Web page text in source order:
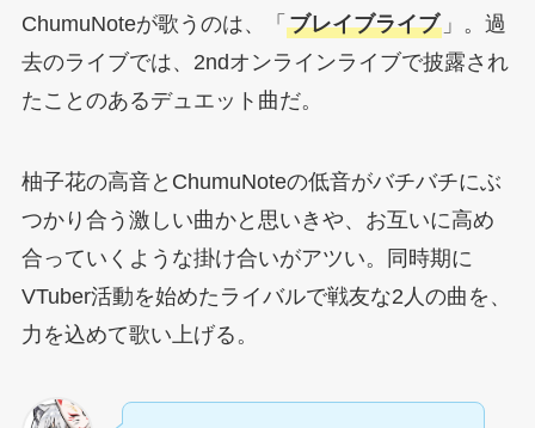
ChumuNoteが歌うのは、「 ブレイブライブ」。過
去のライブでは、2ndオンラインライブで披露され
たことのあるデュエット曲だ。
柚子花の高音とChumuNoteの低音がバチバチにぶ
つかり合う激しい曲かと思いきや、お互いに高め
合っていくような掛け合いがアツい。同時期に
VTuber活動を始めたライバルで戦友な2人の曲を、
力を込めて歌い上げる。